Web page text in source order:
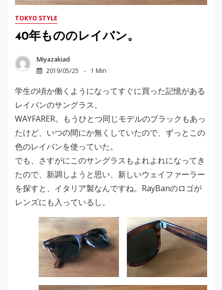
TOKYO STYLE
40年もののレイバン。
Miyazakiad
2019/05/25
1 Min
学生の頃か働くようになってすぐに買った記憶がある
レイバンのサングラス。
WAYFARER。もうひとつ同じモデルのブラックもあっ
たけど、いつの間にか無くしていたので、ずっとこの
色のレイバンを使っていた。
でも、さすがにこのサングラスもよれよれになってき
たので、新調しようと思い、新しいウェイファーラー
を探すと、イタリア製なんですね。RayBanのロゴが
レンズにも入っているし。